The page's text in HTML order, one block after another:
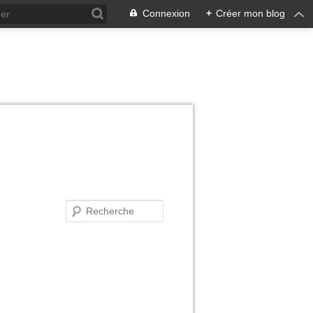
Connexion + Créer mon blog